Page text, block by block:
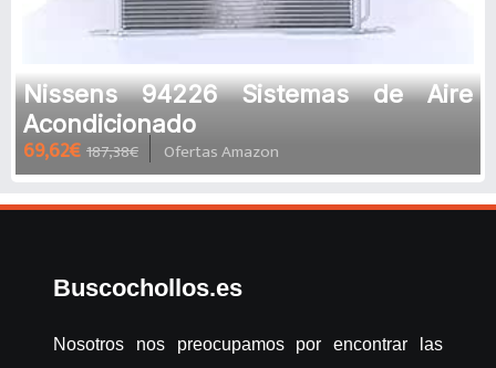
Nissens 94226 Sistemas de Aire
Acondicionado
69,62€ 187,38€ Ofertas Amazon
Buscochollos.es
Nosotros nos preocupamos por encontrar las